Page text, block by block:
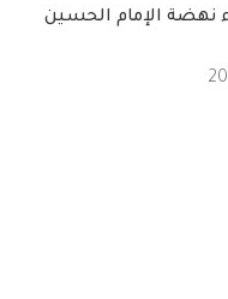
نهضة الإمام الحسين